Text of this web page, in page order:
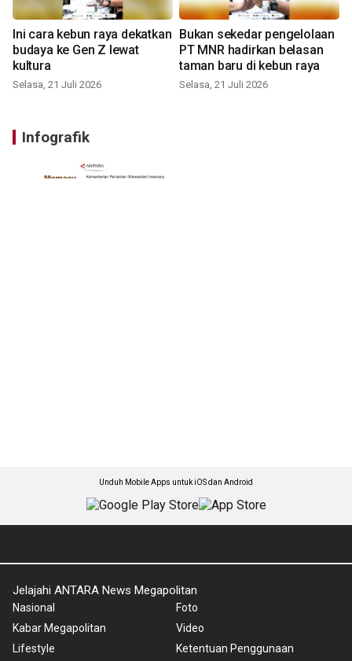
Ini cara kebun raya dekatkan
budaya ke Gen Z lewat
kultura
Selasa, 21 Juli 2026
Bukan sekedar pengelolaan
PT MNR hadirkan belasan
taman baru di kebun raya
Selasa, 21 Juli 2026
Infografik
Unduh Mobile Apps untuk iOS dan Android
Jelajahi ANTARA News Megapolitan
Nasional
Kabar Megapolitan
Lifestyle
Foto
Video
Ketentuan Penggunaan